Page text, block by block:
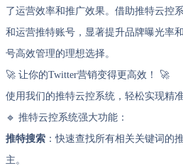
了运营效率和推广效果。借助推特云控
和运营推特账号，显著提升品牌曝光率
号高效管理的理想选择。
🚀 让你的Twitter营销变得更高效！ 🚀
使用我们的推特云控系统，轻松实现精
🔹 推特云控系统强大功能：
推特搜索 ：快速查找所有相关关键词的
主。